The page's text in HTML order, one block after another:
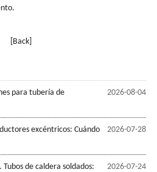
[Back]
2026-08-04
para tubería de
2026-07-28
excéntricos: Cuándo
2026-07-24
de caldera soldados: